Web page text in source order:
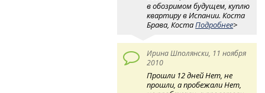
в обозримом будущем, куплю
квартиру в Испании. Коста
Брава, КостаПодробнее>
Ирина Шполянски, 11 ноября
2010
Прошли 12 дней Нет, не
прошли, а пробежали Нет,